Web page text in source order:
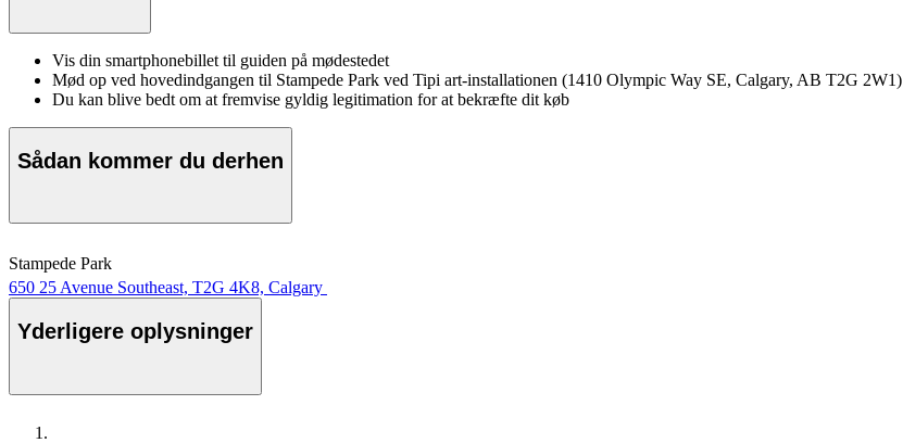
Vis din smartphonebillet til guiden på mødestedet
Mød op ved hovedindgangen til Stampede Park ved Tipi art-installationen (1410 Olympic Way SE, Calgary, AB T2G 2W1)
Du kan blive bedt om at fremvise gyldig legitimation for at bekræfte dit køb
Sådan kommer du derhen
Stampede Park
650 25 Avenue Southeast, T2G 4K8, Calgary
Yderligere oplysninger